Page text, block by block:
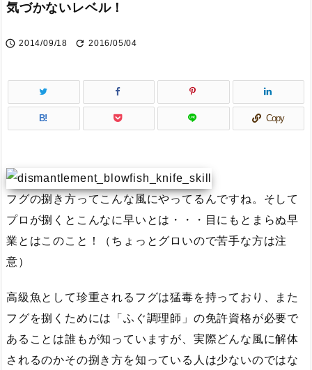
気づかないレベル！
 2014/09/18  2016/05/04
B! Copy
フグの捌き方ってこんな風にやってるんですね。そして
プロが捌くとこんなに早いとは・・・目にもとまらぬ早
業とはこのこと！（ちょっとグロいので苦手な方は注
意）
高級魚として珍重されるフグは猛毒を持っており、また
フグを捌くためには「ふぐ調理師」の免許資格が必要で
あることは誰もが知っていますが、実際どんな風に解体
されるのかその捌き方を知っている人は少ないのではな